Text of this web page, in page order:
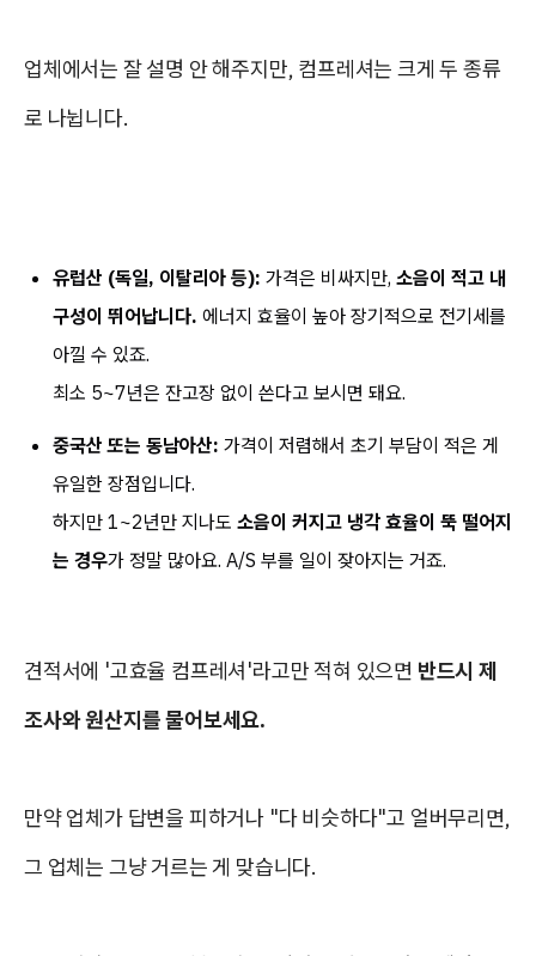
업체에서는 잘 설명 안 해주지만, 컴프레셔는 크게 두 종류
로 나뉩니다.
유럽산 (독일, 이탈리아 등): 가격은 비싸지만, 소음이 적고 내
구성이 뛰어납니다. 에너지 효율이 높아 장기적으로 전기세를
아낄 수 있죠.
최소 5~7년은 잔고장 없이 쓴다고 보시면 돼요.
중국산 또는 동남아산: 가격이 저렴해서 초기 부담이 적은 게
유일한 장점입니다.
하지만 1~2년만 지나도 소음이 커지고 냉각 효율이 뚝 떨어지
는 경우가 정말 많아요. A/S 부를 일이 잦아지는 거죠.
견적서에 '고효율 컴프레셔'라고만 적혀 있으면 반드시 제
조사와 원산지를 물어보세요.
만약 업체가 답변을 피하거나 "다 비슷하다"고 얼버무리면,
그 업체는 그냥 거르는 게 맞습니다.